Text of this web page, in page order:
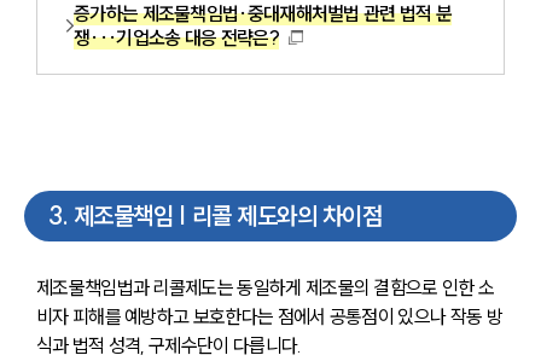
증가하는 제조물책임법·중대재해처벌법 관련 법적 분
쟁···기업소송 대응 전략은?
3. 제조물책임 | 리콜 제도와의 차이점
제조물책임법과 리콜제도는 동일하게 제조물의 결함으로 인한 소
비자 피해를 예방하고 보호한다는 점에서 공통점이 있으나 작동 방
식과 법적 성격, 구제수단이 다릅니다.